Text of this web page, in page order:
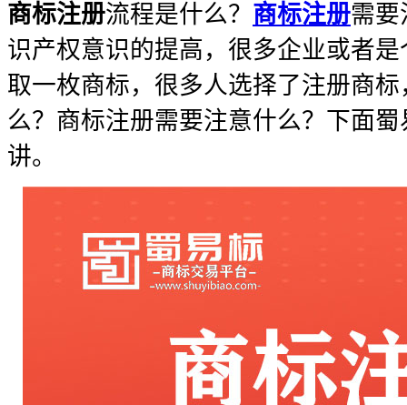
商标注册流程是什么？ 商标注册需要
识产权意识的提高，很多企业或者
取一枚商标，很多人选择了注册商
么？商标注册需要注意什么？下面
讲。